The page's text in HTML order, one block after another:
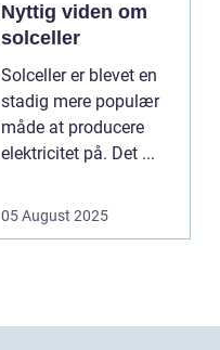
Nyttig viden om
solceller
Solceller er blevet en
stadig mere populær
måde at producere
elektricitet på. Det ...
05 August 2025